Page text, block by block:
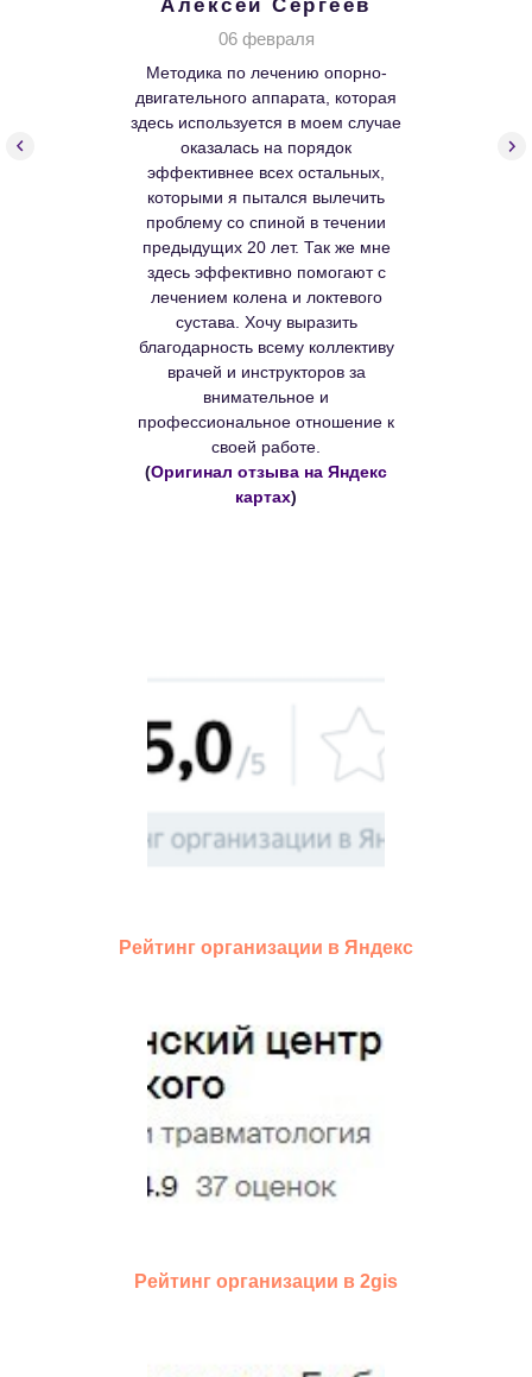
Алексей Сергеев
06 февраля
Методика по лечению опорно-
двигательного аппарата, которая
здесь используется в моем случае
оказалась на порядок
эффективнее всех остальных,
которыми я пытался вылечить
проблему со спиной в течении
предыдущих 20 лет. Так же мне
здесь эффективно помогают с
лечением колена и локтевого
сустава. Хочу выразить
благодарность всему коллективу
врачей и инструкторов за
внимательное и
профессиональное отношение к
своей работе.
(Оригинал отзыва на Яндекс
картах)
Рейтинг организации в Яндекс
Рейтинг организации в 2gis